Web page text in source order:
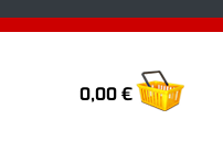
0,00 €